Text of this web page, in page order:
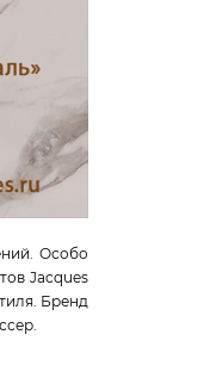
Особо
Jacques
Бренд